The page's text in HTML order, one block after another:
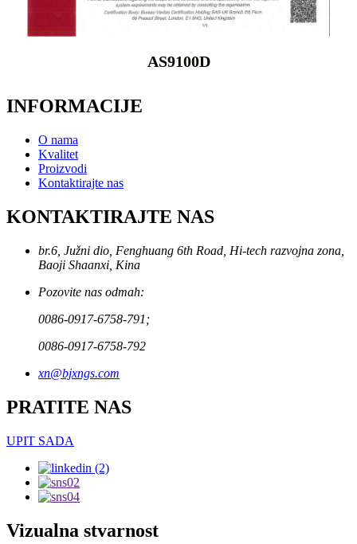
AS9100D
INFORMACIJE
O nama
Kvalitet
Proizvodi
Kontaktirajte nas
KONTAKTIRAJTE NAS
br.6, Južni dio, Fenghuang 6th Road, Hi-tech razvojna zona,
Baoji Shaanxi, Kina
Pozovite nas odmah:
0086-0917-6758-791;
0086-0917-6758-792
xn@bjxngs.com
PRATITE NAS
UPIT SADA
Vizualna stvarnost